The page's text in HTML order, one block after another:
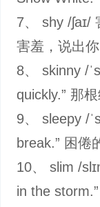
7、 shy /ʃaɪ/
害羞，说出你
8、 skinny /
quickly.” 那
9、 sleepy /
break.” 困倦
10、 slim /
in the